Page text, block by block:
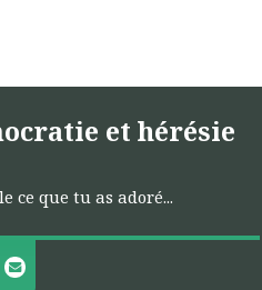
et hérésie
ce que tu as adoré...